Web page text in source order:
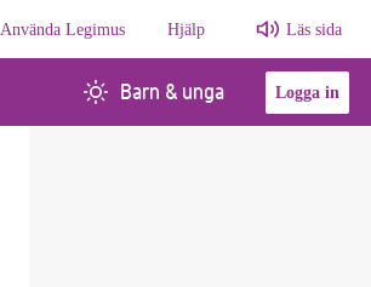
Använda Legimus Hjälp Läs sida
Barn & unga Logga in